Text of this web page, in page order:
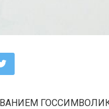
ГОССИМВОЛИКИ.